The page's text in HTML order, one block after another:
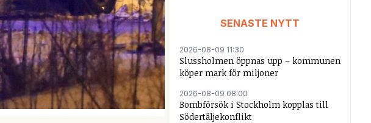
SENASTE NYTT
2026-08-09 11:30
Slussholmen öppnas upp – kommunen
köper mark för miljoner
2026-08-09 08:00
Bombförsök i Stockholm kopplas till
Södertäljekonflikt